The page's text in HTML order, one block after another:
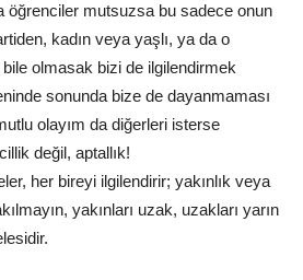
öğrenciler mutsuzsa bu sadece onun
kadın veya yaşlı, ya da o
olmasak bizi de ilgilendirmek
sonunda bize de dayanmaması
olayım da diğerleri isterse
değil, aptallık!
her bireyi ilgilendirir; yakınlık veya
yakınları uzak, uzakları yarın